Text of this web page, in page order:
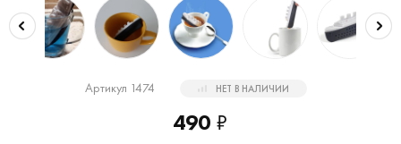
Артикул 1474 НЕТ В НАЛИЧИИ
490 ₽